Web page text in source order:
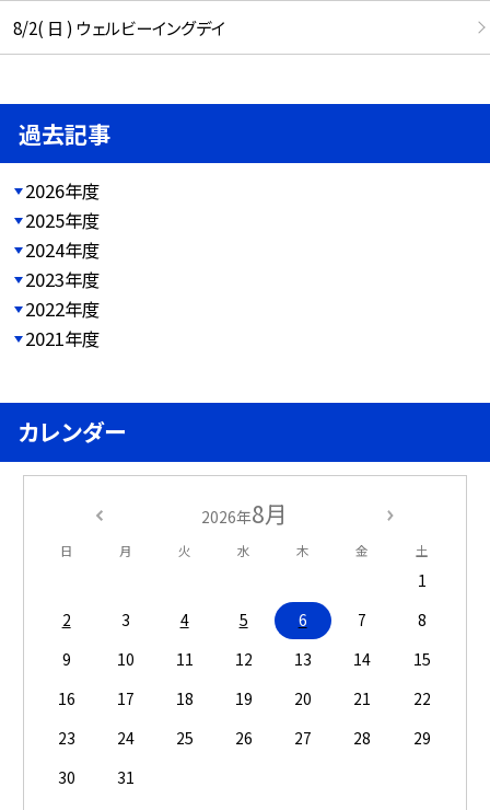
8/2( 日 ) ウェルビーイングデイ
過去記事
2026年度
2025年度
2024年度
2023年度
2022年度
2021年度
カレンダー
2026年8月
日 月 火 水 木 金 土
1
2
3 4 5 6 7
8
9
10 11 12 13 14
15
16
17 18 19 20 21
22
23
24 25 26 27 28
29
30
31